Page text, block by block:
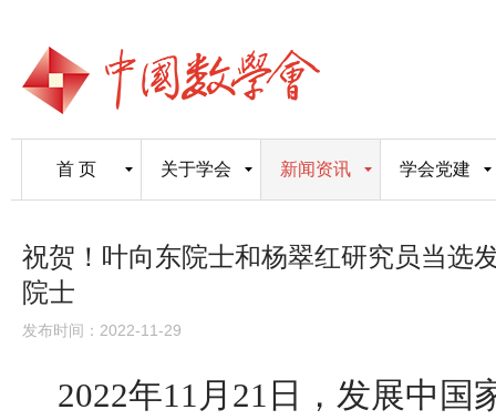
首 页 关于学会 新闻资讯 学会党建
祝贺！叶向东院士和杨翠红研究员当选
院士
发布时间：2022-11-29
2022年11月21日，发展中国